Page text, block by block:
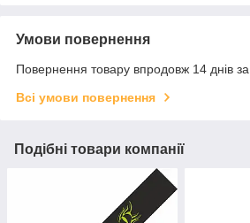
Умови повернення
Повернення товару впродовж 14 днів
Всі умови повернення
Подібні товари компанії